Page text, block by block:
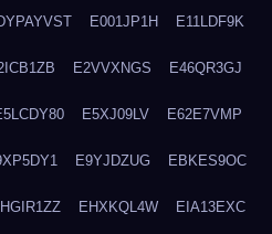
E001JP1H E11LDF9K
E2VVXNGS E46QR3GJ
E5XJ09LV E62E7VMP
E9YJDZUG EBKES9OC
EHXKQL4W EIA13EXC